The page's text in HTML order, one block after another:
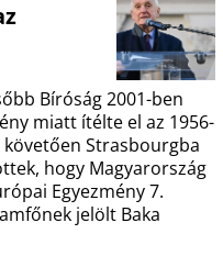
Bíróság 2001-ben
miatt ítélte el az 1956-
Strasbourgba
hogy Magyarország
Egyezmény 7.
jelölt Baka